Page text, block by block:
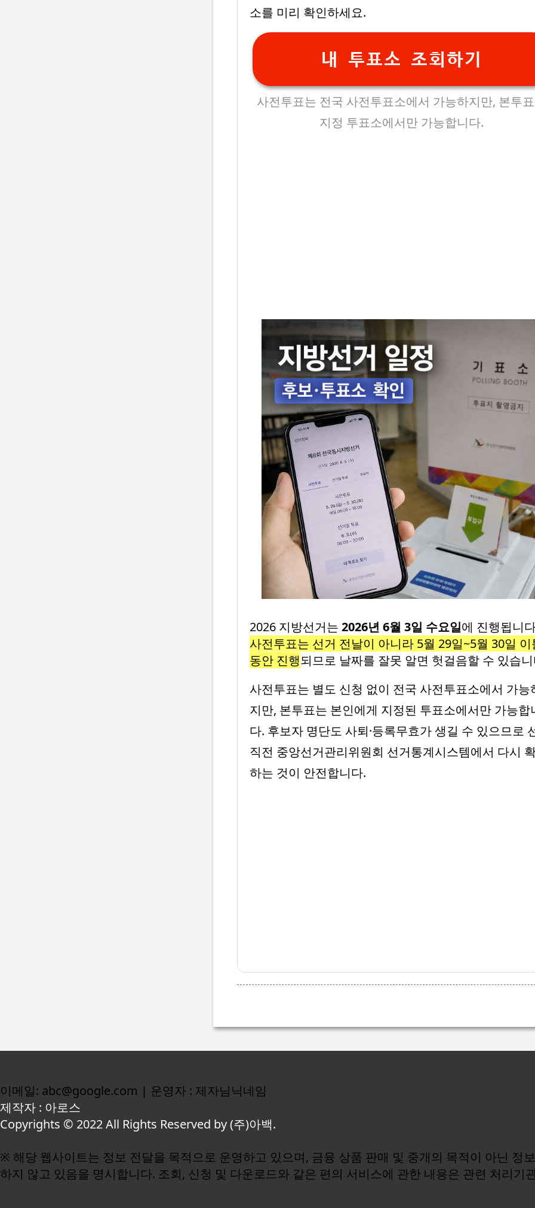
소를 미리 확인하세요.
내 투표소 조회하기
사전투표는 전국 사전투표소에서 가능하지만, 본투
지정 투표소에서만 가능합니다.
2026 지방선거는 2026년 6월 3일 수요일에 진행됩니
사전투표는 선거 전날이 아니라 5월 29일~5월 30일 이
동안 진행되므로 날짜를 잘못 알면 헛걸음할 수 있습
사전투표는 별도 신청 없이 전국 사전투표소에서 가능
지만, 본투표는 본인에게 지정된 투표소에서만 가능합
다. 후보자 명단도 사퇴·등록무효가 생길 수 있으므로
직전 중앙선거관리위원회 선거통계시스템에서 다시
하는 것이 안전합니다.
이메일: abc@google.com | 운영자 : 제자님닉네임
제작자 : 아로스
Copyrights © 2022 All Rights Reserved by (주)아백.
※ 해당 웹사이트는 정보 전달을 목적으로 운영하고 있으며, 금융 상품 판매 및 중개의 목적이 아닌 정
하지 않고 있음을 명시합니다. 조회, 신청 및 다운로드와 같은 편의 서비스에 관한 내용은 관련 처리기